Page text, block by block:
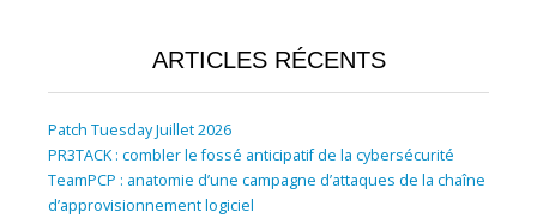
ARTICLES RÉCENTS
Patch Tuesday Juillet 2026
PR3TACK : combler le fossé anticipatif de la cybersécurité
TeamPCP : anatomie d’une campagne d’attaques de la chaîne
d’approvisionnement logiciel